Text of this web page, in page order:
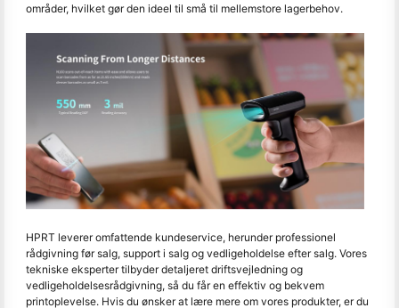
områder, hvilket gør den ideel til små til mellemstore lagerbehov.
HPRT leverer omfattende kundeservice, herunder professionel
rådgivning før salg, support i salg og vedligeholdelse efter salg. Vores
tekniske eksperter tilbyder detaljeret driftsvejledning og
vedligeholdelsesrådgivning, så du får en effektiv og bekvem
printoplevelse. Hvis du ønsker at lære mere om vores produkter, er du